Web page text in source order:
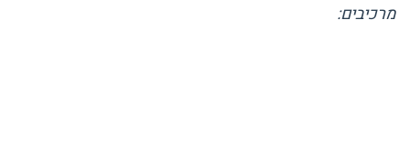
מרכיבים: